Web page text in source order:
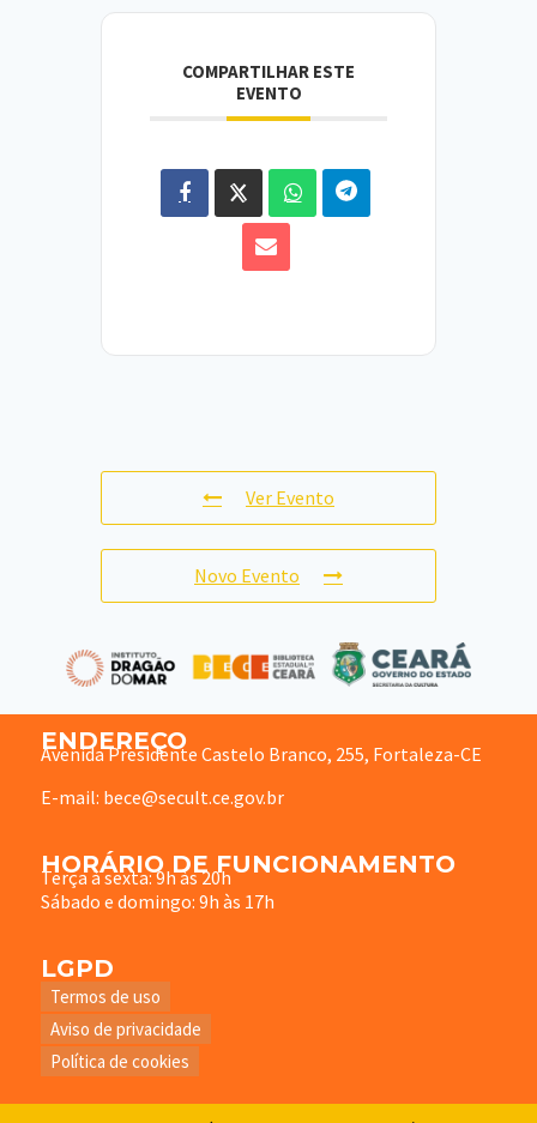
COMPARTILHAR ESTE
EVENTO
Ver Evento
Novo Evento
ENDEREÇO
Avenida Presidente Castelo Branco, 255, Fortaleza-CE
E-mail: bece@secult.ce.gov.br
HORÁRIO DE FUNCIONAMENTO
Terça à sexta: 9h às 20h
Sábado e domingo: 9h às 17h
LGPD
Termos de uso
Aviso de privacidade
Política de cookies